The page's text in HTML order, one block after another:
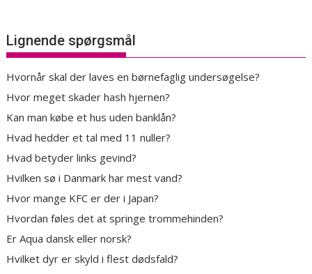
Lignende spørgsmål
Hvornår skal der laves en børnefaglig undersøgelse?
Hvor meget skader hash hjernen?
Kan man købe et hus uden banklån?
Hvad hedder et tal med 11 nuller?
Hvad betyder links gevind?
Hvilken sø i Danmark har mest vand?
Hvor mange KFC er der i Japan?
Hvordan føles det at springe trommehinden?
Er Aqua dansk eller norsk?
Hvilket dyr er skyld i flest dødsfald?